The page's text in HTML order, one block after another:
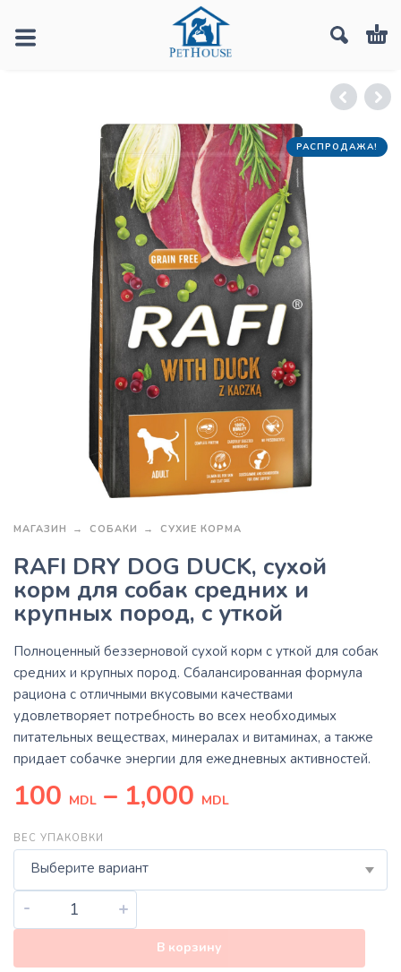
РАСПРОДАЖА!
МАГАЗИН СОБАКИ СУХИЕ КОРМА
RAFI DRY DOG DUCK, сухой
корм для собак средних и
крупных пород, с уткой
Полноценный беззерновой сухой корм с уткой для собак
средних и крупных пород. Сбалансированная формула
рациона с отличными вкусовыми качествами
удовлетворяет потребность во всех необходимых
питательных веществах, минералах и витаминах, а также
придает собачке энергии для ежедневных активностей.
100 MDL – 1,000 MDL
ВЕС УПАКОВКИ
Выберите вариант
- +
В корзину